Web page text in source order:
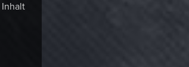
Inhalt